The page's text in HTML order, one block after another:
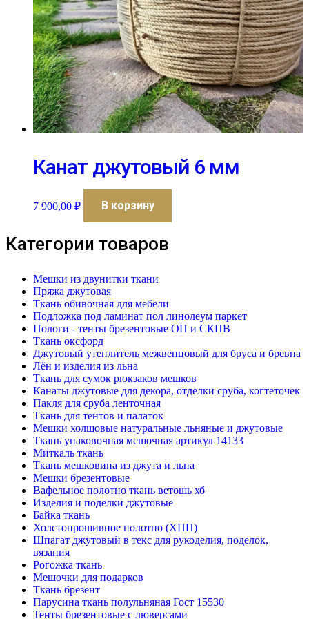
Канат джутовый 6 мм
7 900,00 ₽ В корзину
Категории товаров
Мешки из двунитки ткани
Пряжа джутовая
Ткань обивочная для мебели
Подложка под ламинат пол линолеум паркет
Пологи - тенты брезентовые ОП и СКПВ
Ткань оксфорд
Джутовый утеплитель межвенцовый для бруса и бревна
Лён и изделия из льна
Ткань для сумок рюкзаков мешков
Канаты джутовые для декора, отделки сруба, когтеточек
Пакля для сруба ленточная
Ткань для тентов и палаток
Мешки холщовые натуральные льняные и джутовые
Ткань упаковочная мешочная артикул 14133
Миткаль ткань
Ткань мешковина из джута и льна
Мешки брезентовые
Вафельное полотно ткань ветошь хб
Изделия и поделки джутовые
Байка ткань
Холстопрошивное полотно (ХПП)
Шпагат джутовый в текс для рукоделия, поделок,
вязания
Рогожка ткань
Мешочки для подарков
Ткань брезент
Парусина ткань полульняная Гост 15530
Тенты брезентовые с люверсами